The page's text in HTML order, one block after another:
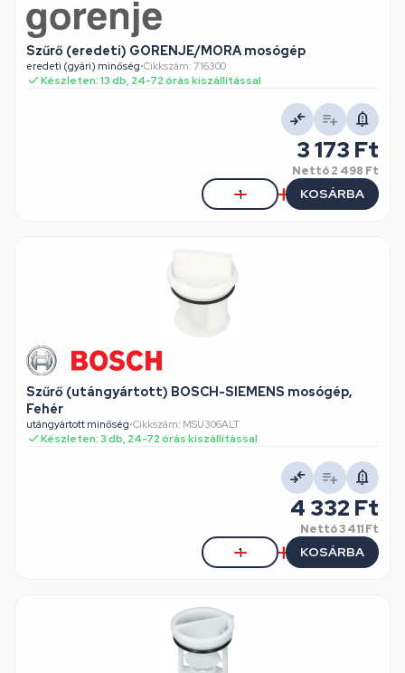
Szűrő (eredeti) GORENJE/MORA mosógép
eredeti (gyári) minőség•Cikkszám: 716300
Készleten: 13 db, 24-72 órás kiszállítással
3 173 Ft
Nettó2 498 Ft
KOSÁRBA
Szűrő (utángyártott) BOSCH-SIEMENS mosógép,
Fehér
utángyártott minőség•Cikkszám: MSU306ALT
Készleten: 3 db, 24-72 órás kiszállítással
4 332 Ft
Nettó3 411 Ft
KOSÁRBA